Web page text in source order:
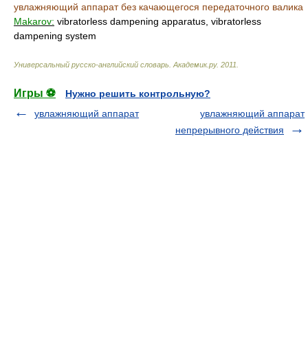
увлажняющий аппарат без качающегося передаточного валика
Makarov: vibratorless dampening apparatus, vibratorless
dampening system
Универсальный русско-английский словарь Академик.ру. 2011
Игры ⚽
Нужно решить контрольную?
увлажняющий аппарат
увлажняющий аппарат
непрерывного действия